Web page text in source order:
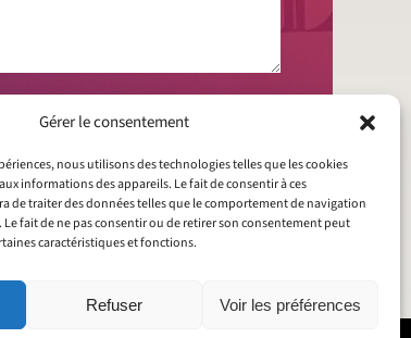
Gérer le consentement
nous utilisons des technologies telles que les cookies
informations des appareils. Le fait de consentir à ces
de traiter des données telles que le comportement de navigation
Le fait de ne pas consentir ou de retirer son consentement peut
caractéristiques et fonctions.
Refuser Voir les préférences
à la
politique de